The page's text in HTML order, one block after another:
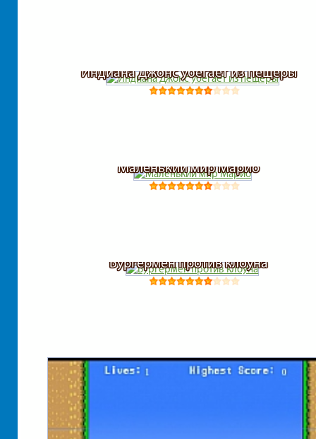
Индиана Джонс убегает из пещеры
Маленький мир Марио
Бургермен против клоуна